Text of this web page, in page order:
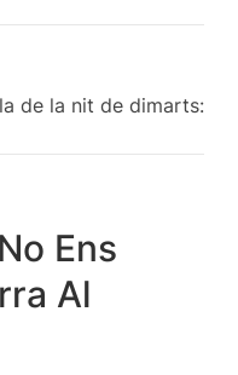
de la nit de dimarts:
Ens
Al